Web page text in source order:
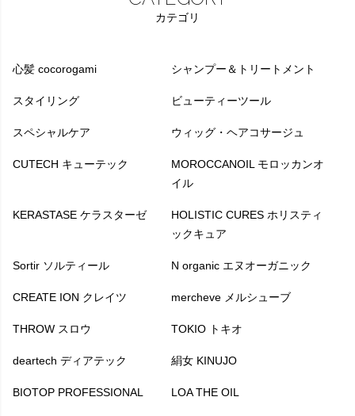
カテゴリ
心髪 cocorogami シャンプー＆トリートメント
スタイリング ビューティーツール
スペシャルケア ウィッグ・ヘアコサージュ
CUTECH キューテック
MOROCCANOIL モロッカンオ
イル
KERASTASE ケラスターゼ
HOLISTIC CURES ホリスティ
ックキュア
Sortir ソルティール N organic エヌオーガニック
CREATE ION クレイツ mercheve メルシューブ
THROW スロウ TOKIO トキオ
deartech ディアテック 絹女 KINUJO
BIOTOP PROFESSIONAL LOA THE OIL